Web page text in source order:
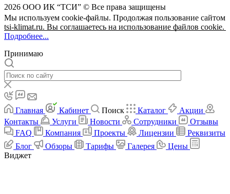
2026 ООО ИК “ТСИ” © Все права защищены
Мы используем cookie-файлы. Продолжая пользование сайтом
tsi-klimat.ru. Вы соглашаетесь на использование файлов cookie.
Подробнее...
Принимаю
Главная Кабинет Поиск Каталог
Акции
Контакты
Услуги Новости Сотрудники
Отзывы
FAQ
Компания Проекты Лицензии
Реквизиты
Блог
Обзоры Тарифы Галерея
Цены
Виджет